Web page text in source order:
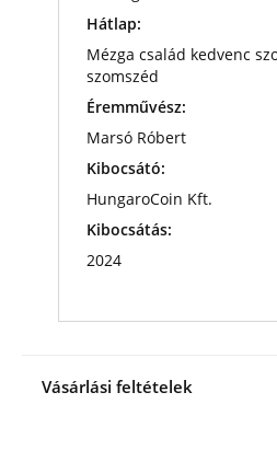
Hátlap:
Mézga család kedvenc
szomszéd
Éremművész:
Marsó Róbert
Kibocsátó:
HungaroCoin Kft.
Kibocsátás:
2024
Vásárlási feltételek